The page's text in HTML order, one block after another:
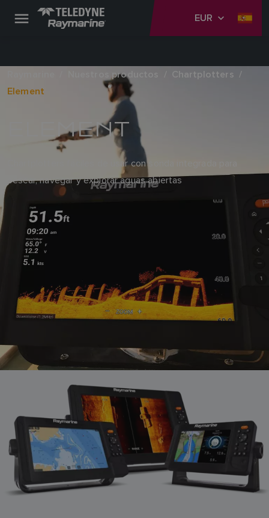
EUR
Nuestros productos
Chartplotters
Element
ELEMENT
Chartplotters fáciles de usar con sonda integrada para
pescar, navegar y explorar aguas abiertas